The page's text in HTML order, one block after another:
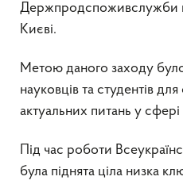
Держпродспоживслужби в
Києві.
Метою даного заходу було
науковців та студентів
актуальних питань у
Під час роботи
була піднята ціла низка